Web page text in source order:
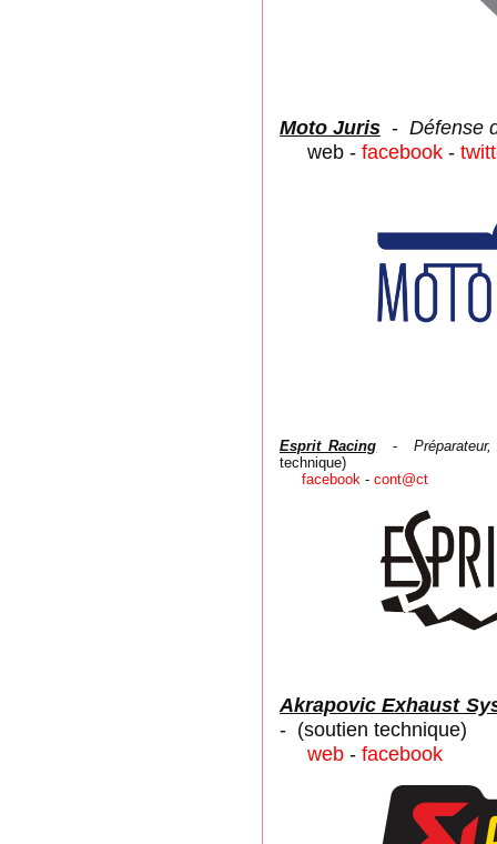
Moto Juris - Défense
web - facebook -
Esprit Racing -
technique)
facebook - cont@ct
Akrapovic Exhaust
- (soutien technique)
web - facebook